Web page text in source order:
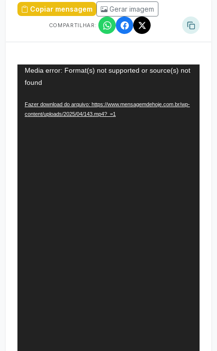
Copiar mensagem Gerar imagem
COMPARTILHAR:
Tocador
vídeo
Media error: Format(s) not supported or source(s) not
found
Fazer download do arquivo: https://www.mensagemdehoje.com.br/wp-
content/uploads/2025/04/143.mp4?_=1